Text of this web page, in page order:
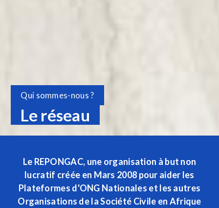
Qui sommes-nous ?
Le réseau
Le REPONGAC, une organisation à but non
lucratif créée en Mars 2008 pour aider les
Plateformes d'ONG Nationales et les autres
Organisations de la Société Civile en Afrique